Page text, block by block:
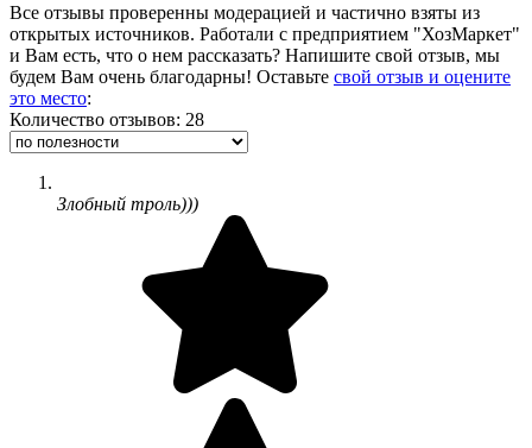
Все отзывы проверенны модерацией и частично взяты из
открытых источников. Работали с предприятием "ХозМаркет"
и Вам есть, что о нем рассказать? Напишите свой отзыв, мы
будем Вам очень благодарны! Оставьте свой отзыв и оцените
это место:
Количество отзывов: 28
Злобный троль)))